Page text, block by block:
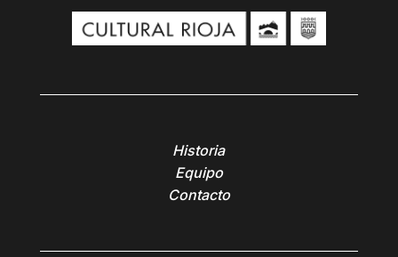
Historia
Equipo
Contacto